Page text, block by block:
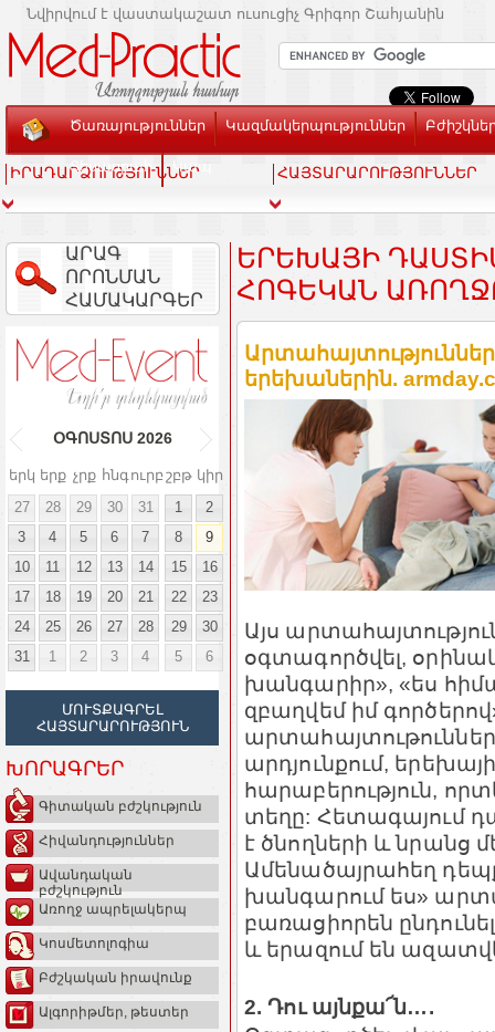
Նվիրվում է վաստակաշատ ուսուցիչ Գրիգոր Շահյանին
Ծառայություններ Կազմակերպություններ
Տեսասրահ Կապ
ԻՐԱԴԱՐՁՈՒԹՅՈՒՆՆԵՐ ՀԱՅՏԱՐԱՐՈՒԹՅՈՒՆՆԵՐ
ԱՐԱԳ
ՈՐՈՆՄԱՆ
ՀԱՄԱԿԱՐԳԵՐ
ՕԳՈՍՏՈՍ 2026
երկ երք չրք հնգուրբ շբթ կիր
27
28 29 30 31 1
2
3
4 5 6 7 8
9
10
11 12 13 14 15
16
17
18 19 20 21 22
23
24
25 26 27 28 29
30
31
1 2 3 4 5 6
ՄՈՒՏՔԱԳՐԵԼ
ՀԱՅՏԱՐԱՐՈՒԹՅՈՒՆ
ԽՈՐԱԳՐԵՐ
Գիտական բժշկություն
Հիվանդություններ
Ավանդական
բժշկություն
Առողջ ապրելակերպ
Կոսմետոլոգիա
Բժշկական իրավունք
Ալգորիթմեր, թեստեր
ԵՐԵԽԱՅԻ
ՈԳԵԿԱՆ
երեխաներին.
Այս
օգտագործվել,
խանգարիր», «ես
զբաղվեմ իմ
արդյունքում,
հարաբերություն,
տեղը: Հետագայում
է ծնողների և նրանց
Ամենածայրահեղ
խանգարում ես»
բառացիորեն
և երազում են
2. Դու այնքա՜ն….